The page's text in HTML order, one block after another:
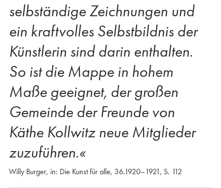
selbständige Zeichnungen und
ein kraftvolles Selbstbildnis der
Künstlerin sind darin enthalten.
So ist die Mappe in hohem
Maße geeignet, der großen
Gemeinde der Freunde von
Käthe Kollwitz neue Mitglieder
zuzuführen.«
Willy Burger, in: Die Kunst für alle, 36.1920–1921, S. 112